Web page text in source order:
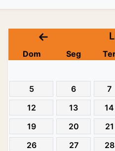
Dom Seg
5
6 7
12
13 14
19
20 21
26
27 28